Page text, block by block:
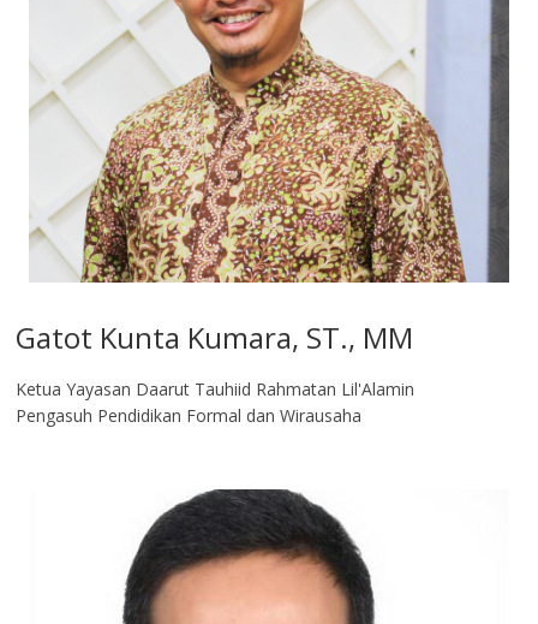
Gatot Kunta Kumara, ST., MM
Ketua Yayasan Daarut Tauhiid Rahmatan Lil'Alamin
Pengasuh Pendidikan Formal dan Wirausaha